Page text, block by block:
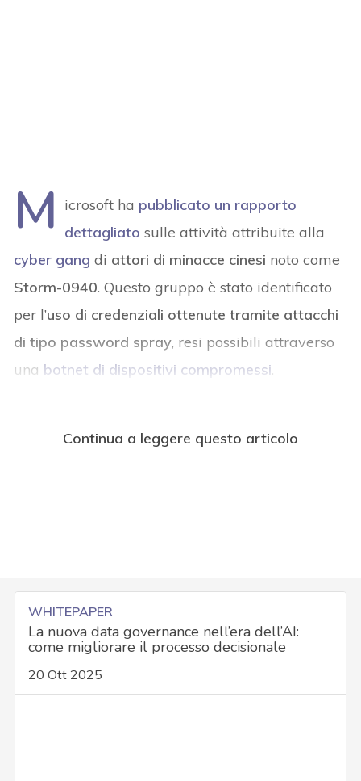
M icrosoft ha pubblicato un rapporto
dettagliato sulle attività attribuite alla
cyber gang di attori di minacce cinesi noto come
Storm-0940. Questo gruppo è stato identificato
per l’uso di credenziali ottenute tramite attacchi
di tipo password spray, resi possibili attraverso
una botnet di dispositivi compromessi.
Continua a leggere questo articolo
WHITEPAPER
La nuova data governance nell’era dell’AI:
come migliorare il processo decisionale
20 Ott 2025